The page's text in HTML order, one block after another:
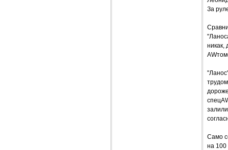
За
никак,
Само
на 100